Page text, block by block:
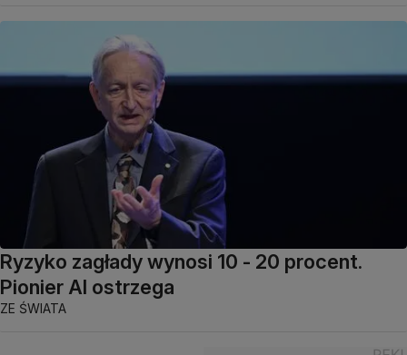
Ryzyko zagłady wynosi 10 - 20 procent.
Pionier AI ostrzega
ZE ŚWIATA